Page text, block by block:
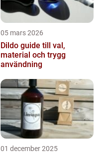
05 mars 2026
Dildo guide till val,
material och trygg
användning
01 december 2025